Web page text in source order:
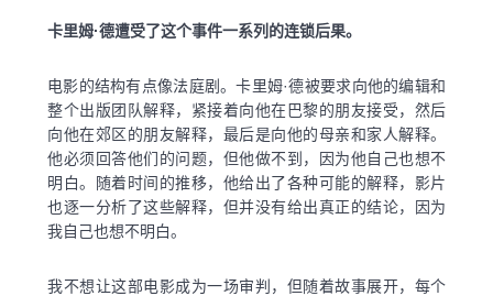
卡里姆·德遭受了这个事件一系列的连锁后果。
电影的结构有点像法庭剧。卡里姆·德被要求向他的编辑和
整个出版团队解释，紧接着向他在巴黎的朋友接受，然后
向他在郊区的朋友解释，最后是向他的母亲和家人解释。
他必须回答他们的问题，但他做不到，因为他自己也想不
明白。随着时间的推移，他给出了各种可能的解释，影片
也逐一分析了这些解释，但并没有给出真正的结论，因为
我自己也想不明白。
我不想让这部电影成为一场审判，但随着故事展开，每个